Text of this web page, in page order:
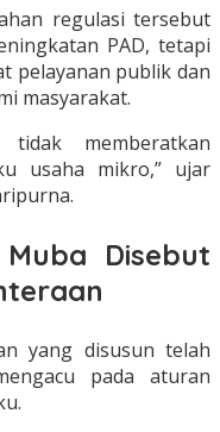
regulasi tersebut
PAD, tetapi
pelayanan publik dan
masyarakat.
memberatkan
usaha mikro,” ujar
Disebut
yang disusun telah
pada aturan